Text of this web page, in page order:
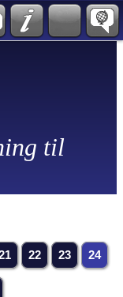
til
22 23 24